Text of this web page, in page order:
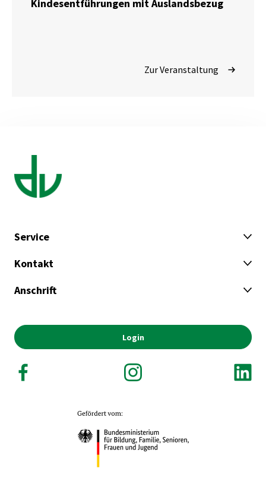
Kindesentführungen mit Auslandsbezug
Zur Veranstaltung
Service
Kontakt
Anschrift
Login